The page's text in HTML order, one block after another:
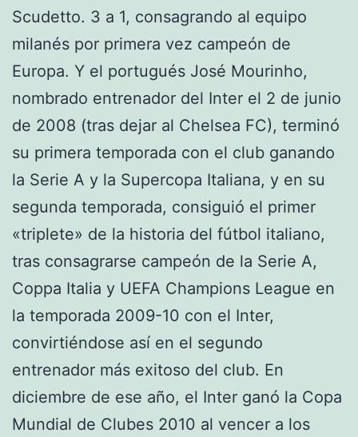
Scudetto. 3 a 1, consagrando al equipo
milanés por primera vez campeón de
Europa. Y el portugués José Mourinho,
nombrado entrenador del Inter el 2 de junio
de 2008 (tras dejar al Chelsea FC), terminó
su primera temporada con el club ganando
la Serie A y la Supercopa Italiana, y en su
segunda temporada, consiguió el primer
«triplete» de la historia del fútbol italiano,
tras consagrarse campeón de la Serie A,
Coppa Italia y UEFA Champions League en
la temporada 2009-10 con el Inter,
convirtiéndose así en el segundo
entrenador más exitoso del club. En
diciembre de ese año, el Inter ganó la Copa
Mundial de Clubes 2010 al vencer a los